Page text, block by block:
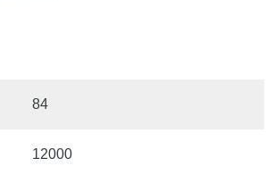
84
12000